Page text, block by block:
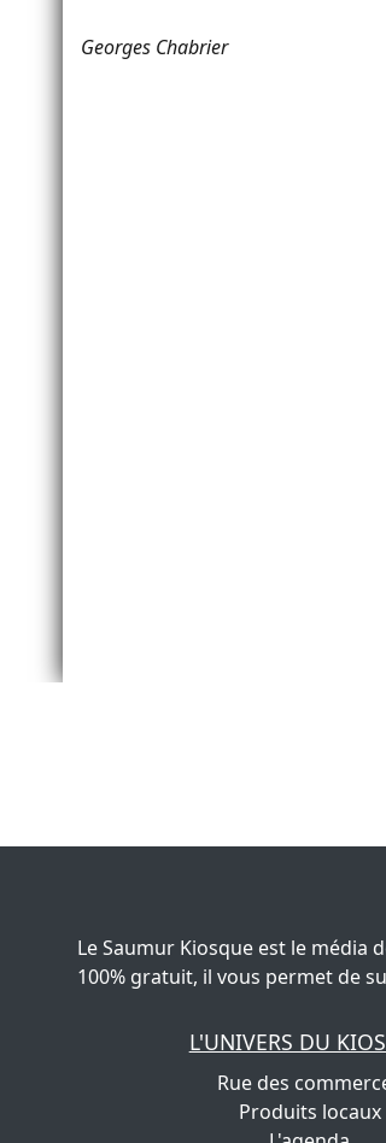
Georges Chabrier
Le Saumur Kiosque est le média
100% gratuit, il vous permet de
L'UNIVERS DU
Rue des
Produits locaux